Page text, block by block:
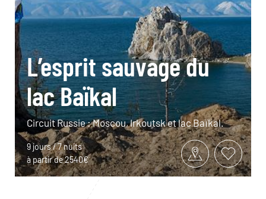
L’esprit sauvage du
lac Baïkal
Circuit Russie : Moscou, Irkoutsk et lac Baïkal.
9 jours / 7 nuits
à partir de 2540€